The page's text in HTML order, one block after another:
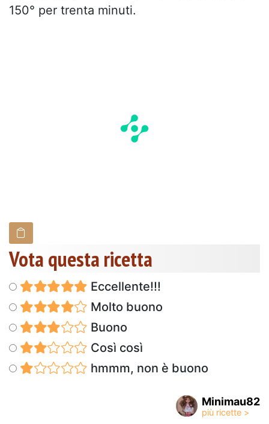
150° per trenta minuti.
Vota questa ricetta
Eccellente!!!
Molto buono
Buono
Così così
hmmm, non è buono
Minimau82